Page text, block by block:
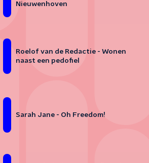
Nieuwenhoven
Roelof van de Redactie - Wonen
naast een pedofiel
Sarah Jane - Oh Freedom!